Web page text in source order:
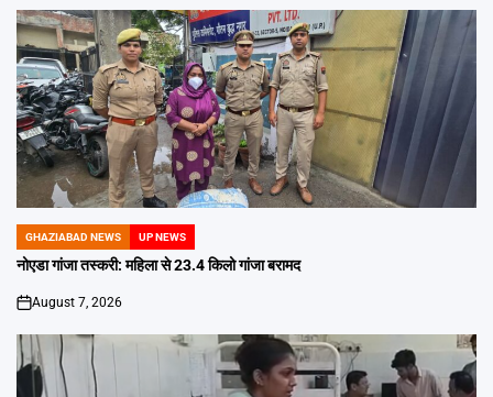
POSTED
IN
GHAZIABAD NEWS UP NEWS
नोएडा गांजा तस्करी: महिला से 23.4 किलो गांजा बरामद
on
August 7, 2026